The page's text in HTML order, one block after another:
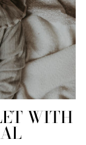
WITH